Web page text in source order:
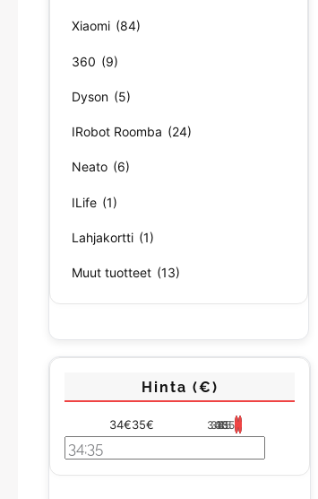
Xiaomi (84)
360 (9)
Dyson (5)
IRobot Roomba (24)
Neato (6)
ILife (1)
Lahjakortti (1)
Muut tuotteet (13)
Hinta (€)
34€35€ 34
34
35
35
35